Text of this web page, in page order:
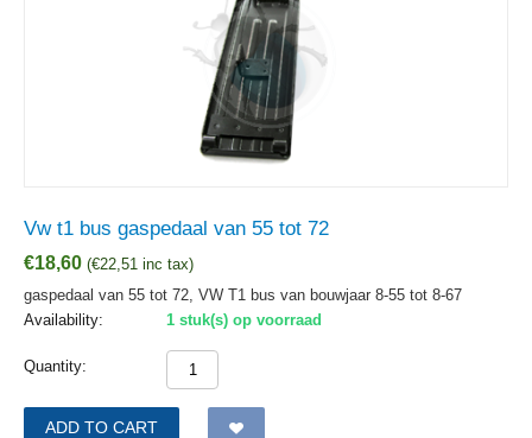
Vw t1 bus gaspedaal van 55 tot 72
€18,60 (€22,51 inc tax)
gaspedaal van 55 tot 72, VW T1 bus van bouwjaar 8-55 tot 8-67
Availability:
1 stuk(s) op voorraad
Quantity:
ADD TO CART